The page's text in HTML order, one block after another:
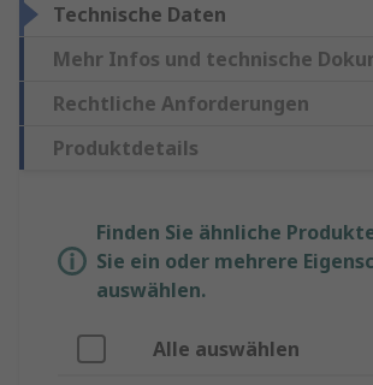
Technische Daten
Mehr Infos und technische
Rechtliche Anforderungen
Produktdetails
Finden Sie ähnliche
Sie ein oder mehrere
auswählen.
Alle auswählen